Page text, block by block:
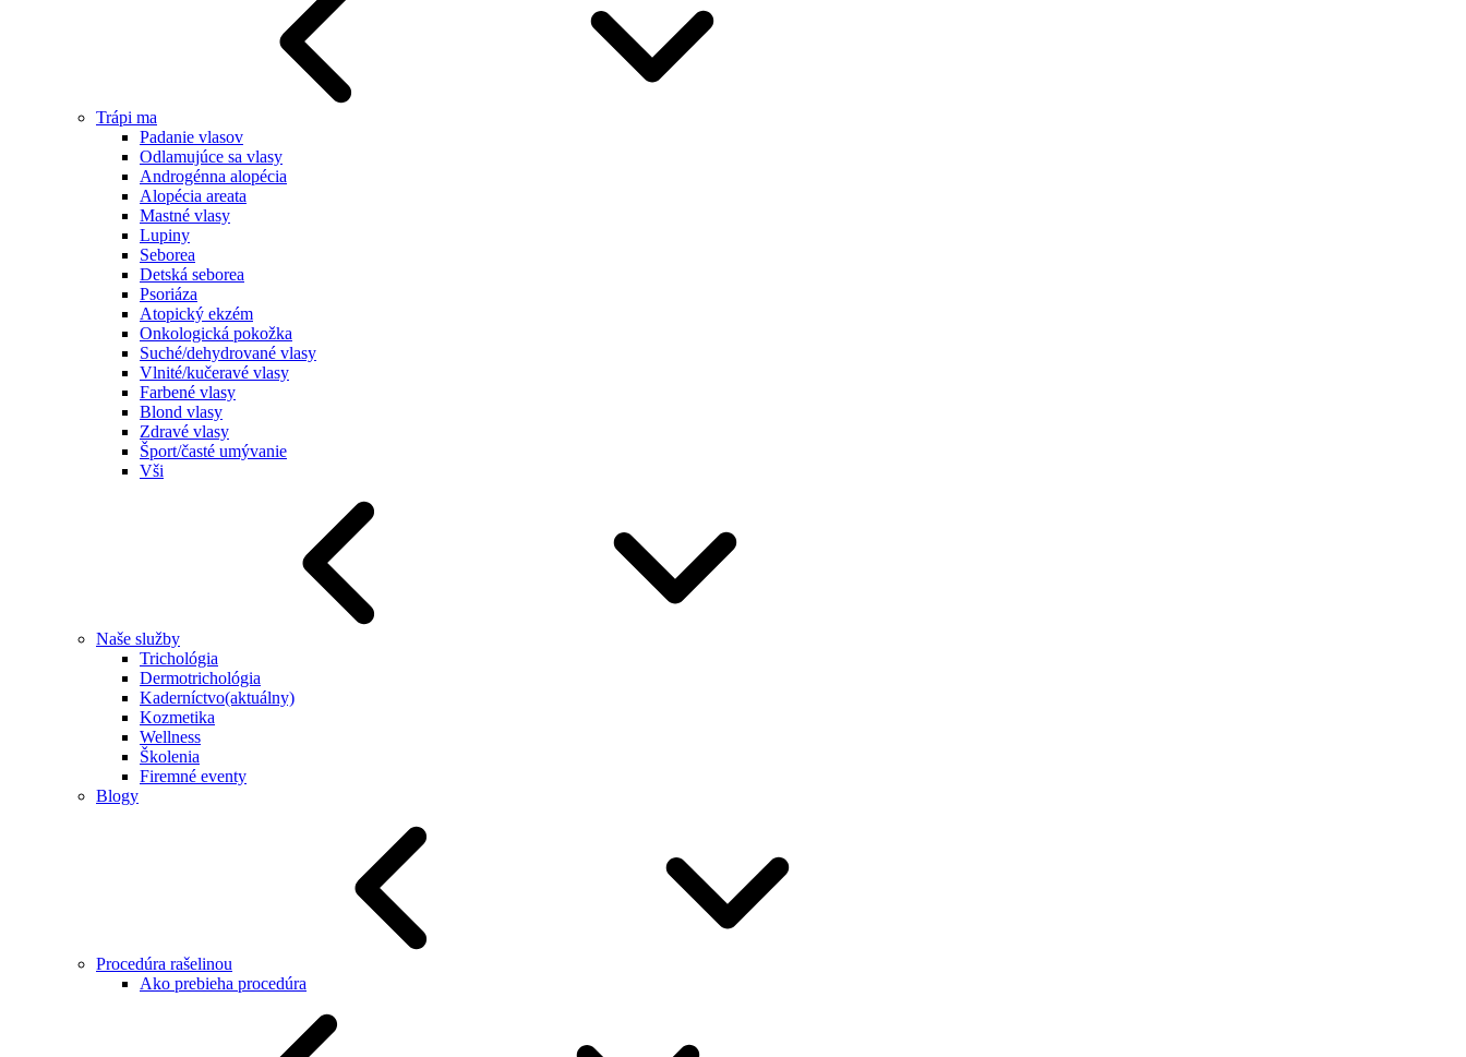
Trápi ma
Padanie vlasov
Odlamujúce sa vlasy
Androgénna alopécia
Alopécia areata
Mastné vlasy
Lupiny
Seborea
Detská seborea
Psoriáza
Atopický ekzém
Onkologická pokožka
Suché/dehydrované vlasy
Vlnité/kučeravé vlasy
Farbené vlasy
Blond vlasy
Zdravé vlasy
Šport/časté umývanie
Vši
Naše služby
Trichológia
Dermotrichológia
Kaderníctvo(aktuálny)
Kozmetika
Wellness
Školenia
Firemné eventy
Blogy
Procedúra rašelinou
Ako prebieha procedúra